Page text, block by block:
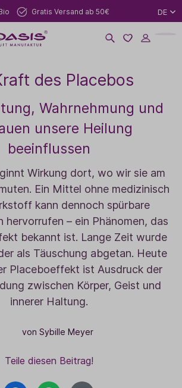
Gratis Versand ab 50€ DE
des Placebos
Wahrnehmung und
unsere Heilung
beeinflussen
Wirkung dort, wo wir sie am
Ein Mittel ohne medizinisch
kann dennoch spürbare
hervorrufen – ein Phänomen, das
bekannt ist. Lange Zeit wurde
als Täuschung abgetan. Heute
Placeboeffekt ist Ausdruck der
zwischen Körper, Geist und
innerer Haltung.
von Sybille Meyer
Teile diesen Beitrag!